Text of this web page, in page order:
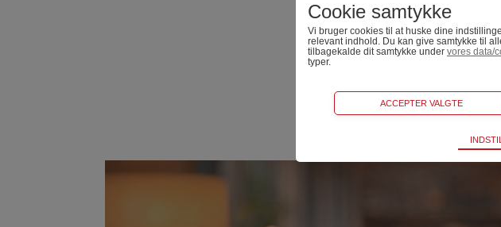
Cookie samtykke
Vi bruger cookies til at huske dine
relevant indhold. Du kan give samtykke til
tilbagekalde dit samtykke under vores data/
typer.
Bliver brugt til at opretholde
Bliver brugt til at optimere